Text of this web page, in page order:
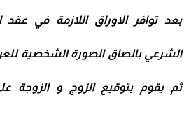
بعد توافر الاوراق اللازمة في عقد
الشرعي بالصاق الصورة الشخصية
ثم يقوم بتوقيع الزوج و الزوجة